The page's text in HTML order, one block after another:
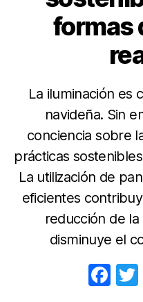
formas
La iluminación es
navideña. Sin
conciencia sobre
prácticas
La utilización de
eficientes
reducción de
disminuye el
F